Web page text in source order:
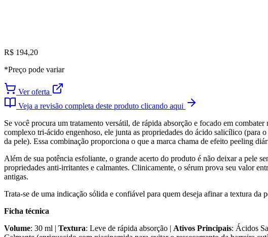
R$ 194,20
*Preço pode variar
Ver oferta
Veja a revisão completa deste produto clicando aqui
Se você procura um tratamento versátil, de rápida absorção e focado em
complexo tri-ácido engenhoso, ele junta as propriedades do ácido salicílico
da pele). Essa combinação proporciona o que a marca chama de efeito peeling
Além de sua potência esfoliante, o grande acerto do produto é não deixar a pele
propriedades anti-irritantes e calmantes. Clinicamente, o sérum prova seu valor
antigas.
Trata-se de uma indicação sólida e confiável para quem deseja afinar a textura
Ficha técnica
Volume: 30 ml | Textura: Leve de rápida absorção | Ativos Principais: Ácidos